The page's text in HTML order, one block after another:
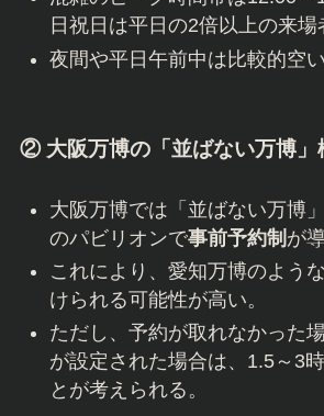
日祝日は平日の2倍以上の来場
夜間や平日午前中は比較的空い
② 大阪万博の「並ばない万博」
大阪万博では「並ばない万博
のパビリオンで事前予約制 が
これにより、愛知万博のよう
けられる可能性が高い。
ただし、予約が取れなかった
が設定された場合は、1.5～3
とが考えられる。